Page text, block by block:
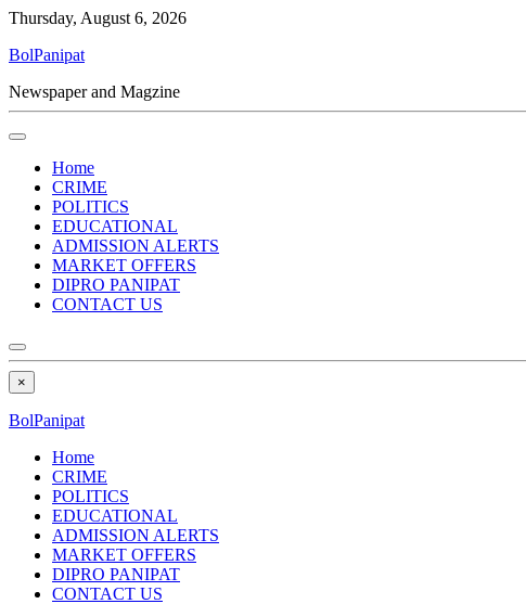
Thursday, August 6, 2026
BolPanipat
Newspaper and Magzine
Home
CRIME
POLITICS
EDUCATIONAL
ADMISSION ALERTS
MARKET OFFERS
DIPRO PANIPAT
CONTACT US
×
BolPanipat
Home
CRIME
POLITICS
EDUCATIONAL
ADMISSION ALERTS
MARKET OFFERS
DIPRO PANIPAT
CONTACT US